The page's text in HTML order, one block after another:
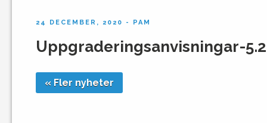
24 DECEMBER, 2020 - PAM
Uppgraderingsanvisningar-
« Fler nyheter